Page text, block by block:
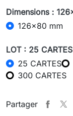
Dimensions :
126x80 mm
LOT : 25 CARTES
25 CARTES
300 CARTES
Partager